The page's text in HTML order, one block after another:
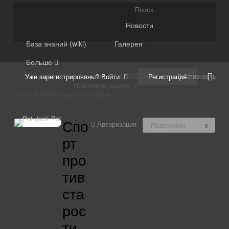
Новости
База знаний (wiki)
Галерея
Больше
Уже зарегистрированы? Войти РегистрацияАктивность
Главная
НОВОСТИ
Авторизация Подписчики 0
Спо
рт
про
тив
ста
рос